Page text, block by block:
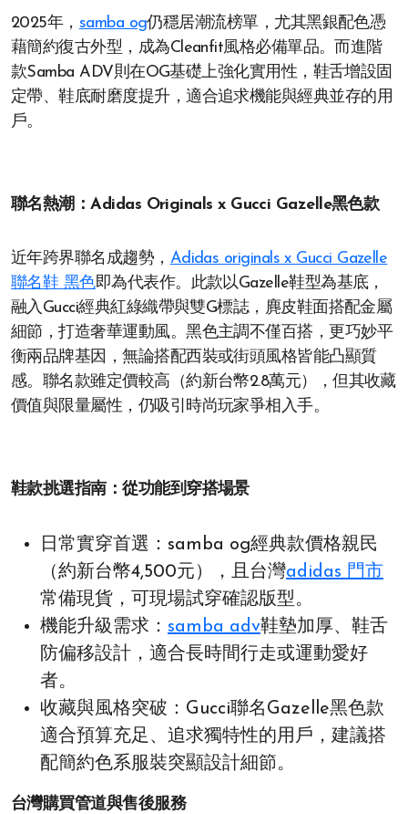
2025年， samba og仍穩居潮流榜單，尤其黑銀配色憑
藉簡約復古外型，成為Cleanfit風格必備單品。而進階
款Samba ADV則在OG基礎上強化實用性，鞋舌增設固
定帶、鞋底耐磨度提升，適合追求機能與經典並存的用
戶。
聯名熱潮：Adidas Originals x Gucci Gazelle黑色款
近年跨界聯名成趨勢， Adidas originals x Gucci Gazelle
聯名鞋 黑色即為代表作。此款以Gazelle鞋型為基底，
融入Gucci經典紅綠織帶與雙G標誌，麂皮鞋面搭配金屬
細節，打造奢華運動風。黑色主調不僅百搭，更巧妙平
衡兩品牌基因，無論搭配西裝或街頭風格皆能凸顯質
感。聯名款雖定價較高（約新台幣2.8萬元），但其收藏
價值與限量屬性，仍吸引時尚玩家爭相入手。
鞋款挑選指南：從功能到穿搭場景
日常實穿首選：samba og經典款價格親民
（約新台幣4,500元），且台灣adidas 門市
常備現貨，可現場試穿確認版型。
機能升級需求： samba adv鞋墊加厚、鞋舌
防偏移設計，適合長時間行走或運動愛好
者。
收藏與風格突破：Gucci聯名Gazelle黑色款
適合預算充足、追求獨特性的用戶，建議搭
配簡約色系服裝突顯設計細節。
台灣購買管道與售後服務